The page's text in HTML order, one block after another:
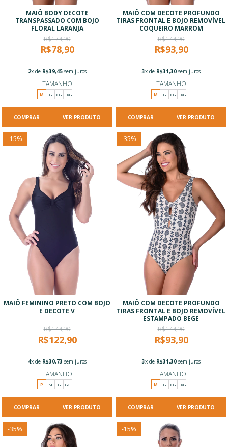
MAIÔ BODY DECOTE
TRANSPASSADO COM BOJO
FLORAL LARANJA
R$174,90
R$78,90
2x de R$39,45sem juros
TAMANHO
M G GG EXG
VER PRODUTO
MAIÔ COM DECOTE PROFUNDO
TIRAS FRONTAL E BOJO REMOVÍVEL
COQUEIRO MARROM
R$144,90
R$93,90
3x de R$31,30sem juros
TAMANHO
M G GG EXG
VER PRODUTO
-15%
MAIÔ FEMININO PRETO COM BOJO
E DECOTE V
R$144,90
R$122,90
4x de R$30,73 sem juros
TAMANHO
P M G GG
VER PRODUTO
-35%
MAIÔ COM DECOTE PROFUNDO
TIRAS FRONTAL E BOJO REMOVÍVEL
ESTAMPADO BEGE
R$144,90
R$93,90
3x de R$31,30sem juros
TAMANHO
M G GG EXG
VER PRODUTO
-35% -15%